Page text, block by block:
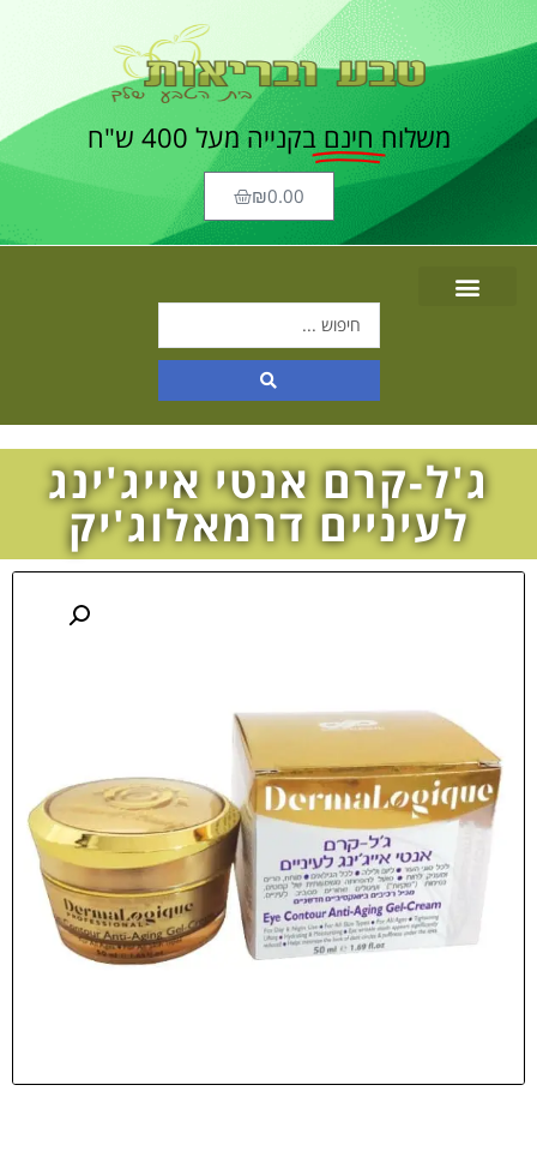
משלוח חינם בקנייה מעל 400 ש"ח
₪0.00
ג'ל-קרם אנטי אייג'ינג
לעיניים דרמאלוג'יק